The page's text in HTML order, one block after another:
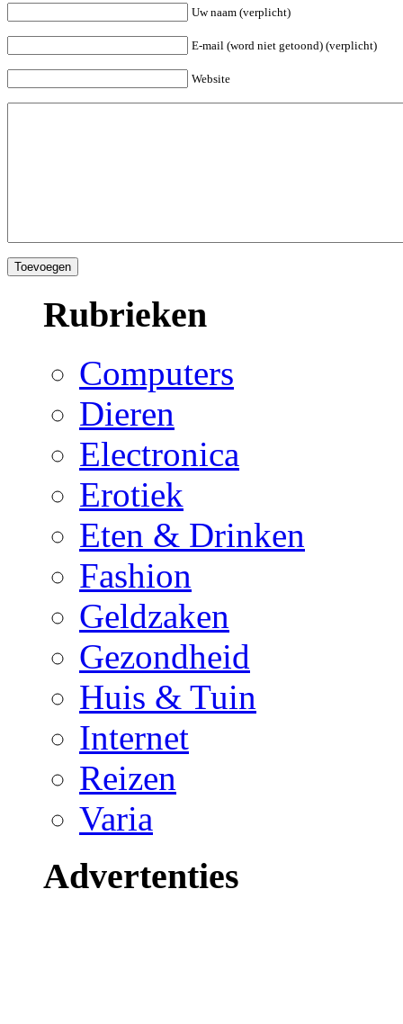
Uw naam (verplicht)
E-mail (word niet getoond) (verplicht)
Website
Rubrieken
Computers
Dieren
Electronica
Erotiek
Eten & Drinken
Fashion
Geldzaken
Gezondheid
Huis & Tuin
Internet
Reizen
Varia
Advertenties